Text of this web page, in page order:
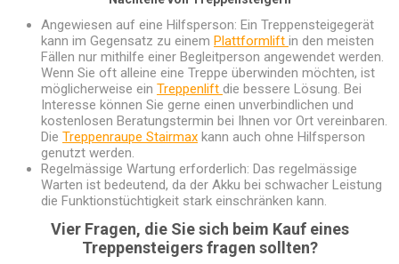
Angewiesen auf eine Hilfsperson: Ein Treppensteigegerät
kann im Gegensatz zu einem Plattformlift in den meisten
Fällen nur mithilfe einer Begleitperson angewendet werden.
Wenn Sie oft alleine eine Treppe überwinden möchten, ist
möglicherweise ein Treppenlift die bessere Lösung. Bei
Interesse können Sie gerne einen unverbindlichen und
kostenlosen Beratungstermin bei Ihnen vor Ort vereinbaren.
Die Treppenraupe Stairmax kann auch ohne Hilfsperson
genutzt werden.
Regelmässige Wartung erforderlich: Das regelmässige
Warten ist bedeutend, da der Akku bei schwacher Leistung
die Funktionstüchtigkeit stark einschränken kann.
Vier Fragen, die Sie sich beim Kauf eines
Treppensteigers fragen sollten?